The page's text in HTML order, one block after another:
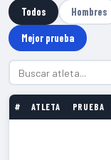
Todos Hombres
Mejor prueba
# ATLETA PRUEBA